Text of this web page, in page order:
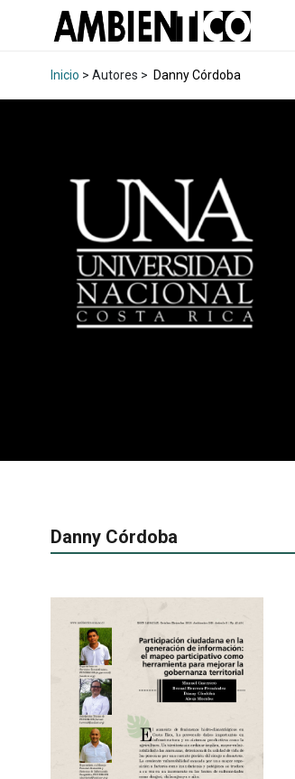
Inicio > Autores > Danny Córdoba
Danny Córdoba